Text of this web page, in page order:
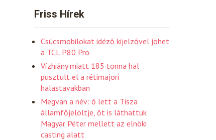
Friss Hírek
Csúcsmobilokat idéző kijelzővel jöhet
a TCL P80 Pro
Vízhiány miatt 185 tonna hal
pusztult el a rétimajori
halastavakban
Megvan a név: ő lett a Tisza
államfőjelöltje, őt is láthattuk
Magyar Péter mellett az elnöki
casting alatt